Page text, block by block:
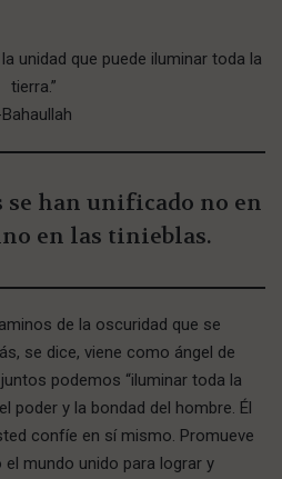
unidad que puede iluminar toda la
tierra.”
se han unificado no en
en las tinieblas.
de la oscuridad que se
se dice, viene como ángel de
podemos “iluminar toda la
poder y la bondad del hombre. Él
confíe en sí mismo. Promueve
mundo unido para lograr y